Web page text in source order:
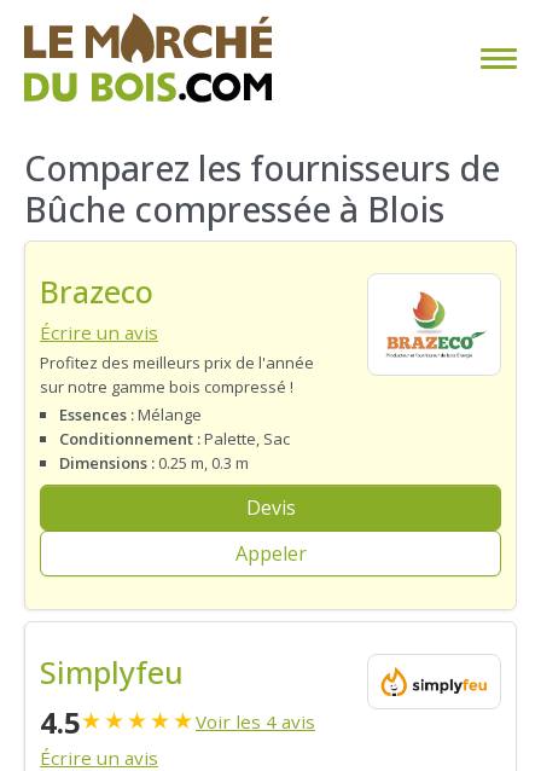
CHAUFFAGE AU BOIS
FAQ
TROUVER SON FOURNISSEUR
BLOG
ESPACE PRO
Comparez les fournisseurs de
Bûche compressée à Blois
Brazeco
Écrire un avis
Profitez des meilleurs prix de l'année
sur notre gamme bois compressé !
Essences :Mélange
Conditionnement :Palette, Sac
Dimensions : 0.25 m, 0.3 m
Devis
Appeler
Simplyfeu
4.5★★★★★Voir les 4 avis
Écrire un avis